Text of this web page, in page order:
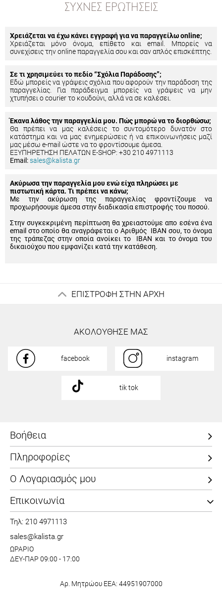
ΣΥΧΝΈΣ ΕΡΩΤΉΣΕΙΣ
Χρειάζεται να έχω κάνει εγγραφή για να παραγγείλω online;
Χρειάζεται μόνο όνομα, επίθετο και email. Μπορείς να
συνεχίσεις την online παραγγελία σου και σαν απλός επισκέπτης.
Σε τι χρησιμεύει το πεδίο “Σχόλια Παράδοσης”;
Εδώ μπορείς να γράψεις σχόλια που αφορούν την παράδοση της
παραγγελίας. Για παράδειγμα μπορείς να γράψεις να μην
χτυπήσει ο courier το κουδούνι, αλλά να σε καλέσει.
Έκανα λάθος την παραγγελία μου. Πώς μπορώ να το διορθώσω;
Θα πρέπει να μας καλέσεις το συντομότερο δυνατόν στο
κατάστημα και να μας ενημερώσεις ή να επικοινωνήσεις μαζί
μας μέσω e-mail ώστε να το φροντίσουμε άμεσα.
ΕΞΥΠΗΡΕΤΗΣΗ ΠΕΛΑΤΩΝ E-SHOP: +30 210 4971113
Email:sales@kalista.gr
Ακύρωσα την παραγγελία μου ενώ είχα πληρώσει με
πιστωτική κάρτα. Τι πρέπει να κάνω;
Με την ακύρωση της παραγγελίας φροντίζουμε να
προχωρήσουμε άμεσα στην διαδικασία επιστροφής του ποσού.
Στην συγκεκριμένη περίπτωση θα χρειαστούμε απο εσένα ένα
email στο οποίο θα αναγράφεται ο Αριθμός IBAN σου, το όνομα
της τράπεζας στην οποία ανοίκει το IBAN και το όνομα του
δικαιούχου που εμφανίζει κατά την κατάθεση.
ΕΠΙΣΤΡΟΦΗ ΣΤΗΝ ΑΡΧΗ
ΑΚΟΛΟΥΘΗΣΕ ΜΑΣ
facebook instagram
tik tok
Βοήθεια
Πληροφορίες
Ο Λογαριασμός μου
Επικοινωνία
Τηλ: 210 4971113
sales@kalista.gr
ΩΡΑΡΙΟ
ΔΕΥ-ΠΑΡ 09:00 - 17:00
Αρ. Μητρώου ΕΕΑ: 44951907000